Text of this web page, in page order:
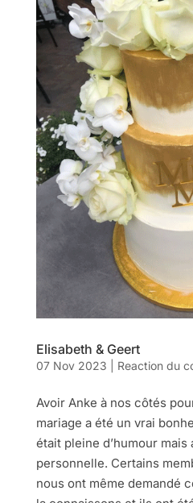
Elisabeth & Geert
07 Nov 2023 Reaction du
Avoir Anke à nos côtés
mariage a été un vrai
était pleine d’humour
personnelle. Certains
nous ont même demandé